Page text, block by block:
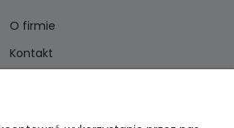
O firmie
Kontakt